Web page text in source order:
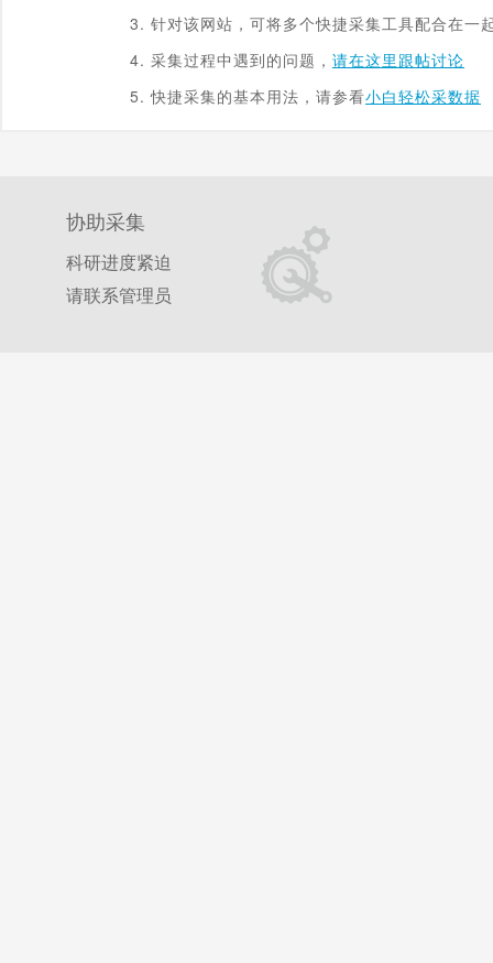
3. 针对该网站，可将多个快捷采集工具配合在一
4. 采集过程中遇到的问题， 请在这里跟帖讨论
5. 快捷采集的基本用法，请参看小白轻松采数据
协助采集
科研进度紧迫
请联系管理员